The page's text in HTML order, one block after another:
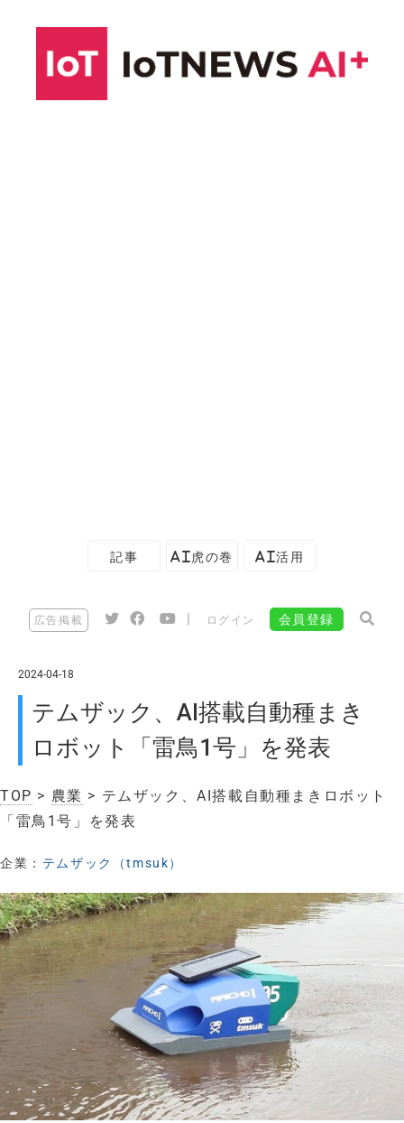
記事 AI虎の巻 AI活用
広告掲載 ログイン 会員登録
2024-04-18
テムザック、AI搭載自動種まき
ロボット「雷鳥1号」を発表
TOP > 農業 > テムザック、AI搭載自動種まきロボット
「雷鳥1号」を発表
企業： テムザック（tmsuk）